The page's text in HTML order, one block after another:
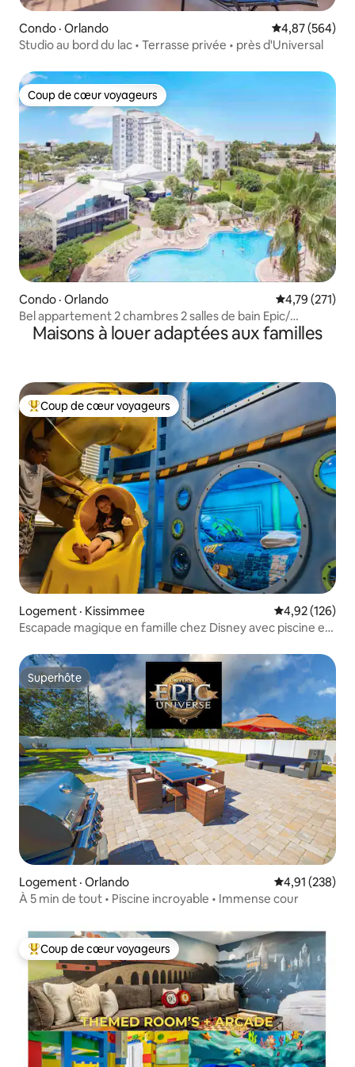
Condo · Orlando Note
4,87 (564)
Studio au bord du lac • Terrasse privée • près d'Universal
Coup de cœur voyageurs
Coup de cœur voyageurs
Condo · Orlando Note
4,79 (271)
Bel appartement 2 chambres 2 salles de bain Epic/
Universal
Maisons à louer adaptées aux familles
Coup de cœur voyageurs parmi les plus aimés
Coup de cœur voyageurs
Logement · Kissimmee Note
4,92 (126)
Escapade magique en famille chez Disney avec piscine et
Superhôte
Superhôte
Logement · Orlando Note
4,91 (238)
À 5 min de tout • Piscine incroyable • Immense cour
Coup de cœur voyageurs parmi les plus aimés
Coup de cœur voyageurs